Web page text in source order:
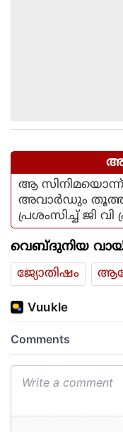
ആ സിനിമയൊന്ന്
അവാർഡും
പ്രശംസിച്ച് ജി
വെബ്ദുനിയ
ജ്യോതിഷം